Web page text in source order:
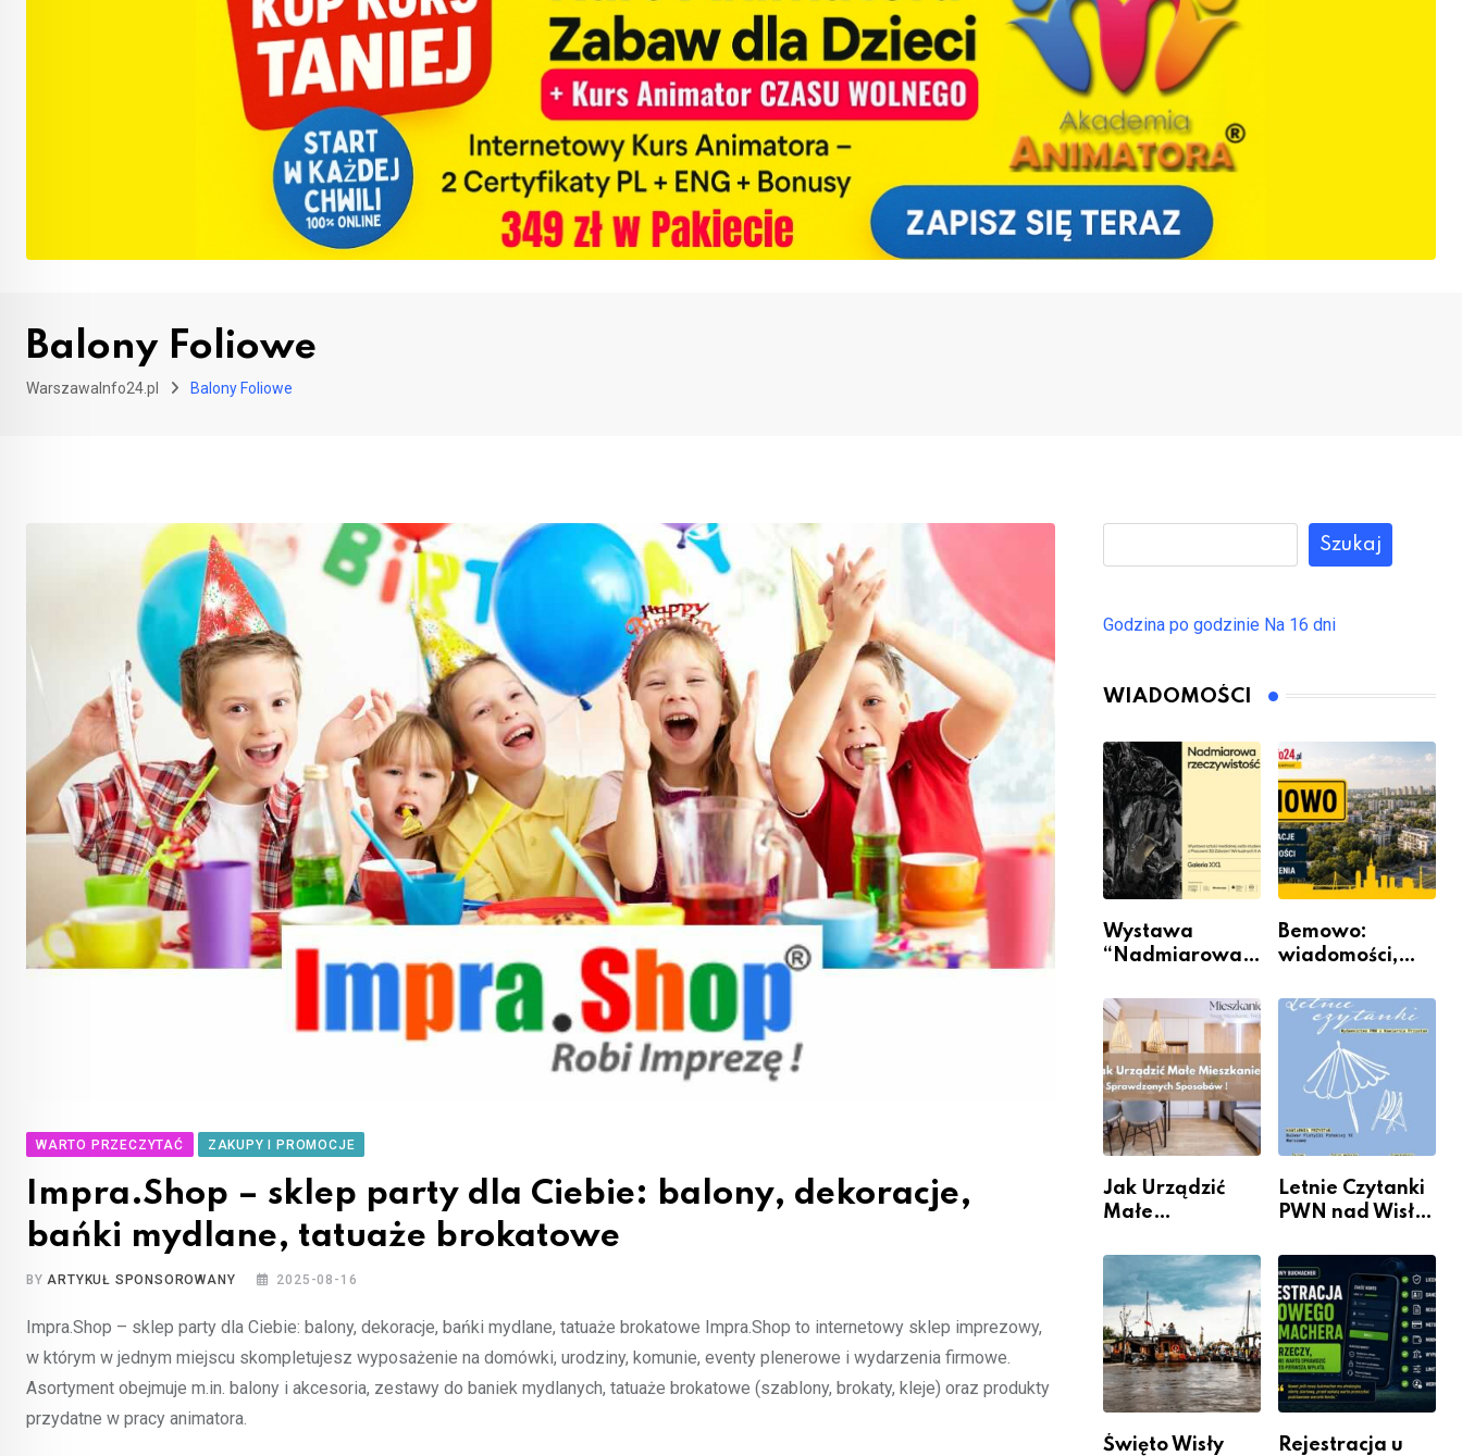
Balony Foliowe
WarszawaInfo24.pl Balony Foliowe
WARTO PRZECZYTAĆ ZAKUPY I PROMOCJE
Impra.Shop – sklep party dla Ciebie: balony, dekoracje,
bańki mydlane, tatuaże brokatowe
BYARTYKUŁ SPONSOROWANY 2025-08-16
Impra.Shop – sklep party dla Ciebie: balony, dekoracje, bańki mydlane, tatuaże brokatowe Impra.Shop to internetowy sklep imprezowy,
w którym w jednym miejscu skompletujesz wyposażenie na domówki, urodziny, komunie, eventy plenerowe i wydarzenia firmowe.
Asortyment obejmuje m.in. balony i akcesoria, zestawy do baniek mydlanych, tatuaże brokatowe (szablony, brokaty, kleje) oraz produkty
przydatne w pracy animatora.
Szukaj
Godzina po godzinie Na 16 dni
WIADOMOŚCI
Wystawa
“Nadmiarowa
w Galerii XX1
Bemowo:
wiadomości,
wydarzenia z
dzielnicy
Jak Urządzić
Małe
Sposobów Na
Więcej
Przestrzeni Bez
Kosztownego
Remontu
Letnie Czytanki
PWN nad Wisłą.
książką, kawą i
chwilą dla
siebie
Święto Wisły
Rejestracja u